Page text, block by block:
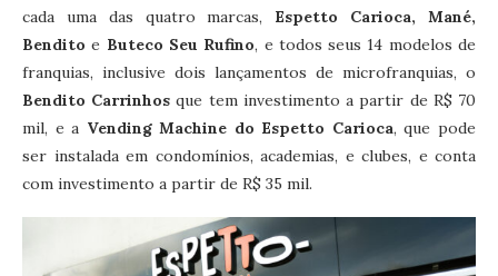
cada uma das quatro marcas, Espetto Carioca, Mané,
Bendito e Buteco Seu Rufino, e todos seus 14 modelos de
franquias, inclusive dois lançamentos de microfranquias, o
Bendito Carrinhos que tem investimento a partir de R$ 70
mil, e a Vending Machine do Espetto Carioca, que pode
ser instalada em condomínios, academias, e clubes, e conta
com investimento a partir de R$ 35 mil.